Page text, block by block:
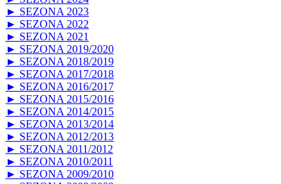
► SEZONA 2023
► SEZONA 2022
► SEZONA 2021
► SEZONA 2019/2020
► SEZONA 2018/2019
► SEZONA 2017/2018
► SEZONA 2016/2017
► SEZONA 2015/2016
► SEZONA 2014/2015
► SEZONA 2013/2014
► SEZONA 2012/2013
► SEZONA 2011/2012
► SEZONA 2010/2011
► SEZONA 2009/2010